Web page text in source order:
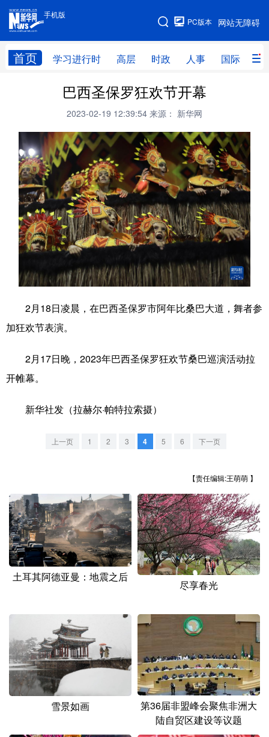
手机版
网站无障碍
PC版本
首页 学习进行时 高层 时政 人事 国际 财
手机版
网站地图
高层 时政
财经 网评
台湾 思客智库 全球连线 教育
科技 科创 量子 体育
文化 书画 健康 军事
访谈 视频 图片 政务
法律 中央文件 金融 汽车
人居 信息化 数字经济
地方频道
辽宁 吉林 上海 江苏
浙江 安徽 福建 江西
山东 河南 湖北 湖南
广东 广西 海南 重庆
宁夏
新疆 内蒙古
多语种频道
Français عربى
巴西圣保罗狂欢节开幕
2023-02-19 12:39:54 来源： 新华网
2月18日凌晨，在巴西圣保罗市阿年比桑巴大道，舞者参
加狂欢节表演。
2月17日晚，2023年巴西圣保罗狂欢节桑巴巡演活动拉
开帷幕。
新华社发（拉赫尔·帕特拉索摄）
上一页 1 2 3 4 5 6 下一页
【责任编辑:王萌萌 】
土耳其阿德亚曼：地震之后
尽享春光
雪景如画
第36届非盟峰会聚焦非洲大
陆自贸区建设等议题